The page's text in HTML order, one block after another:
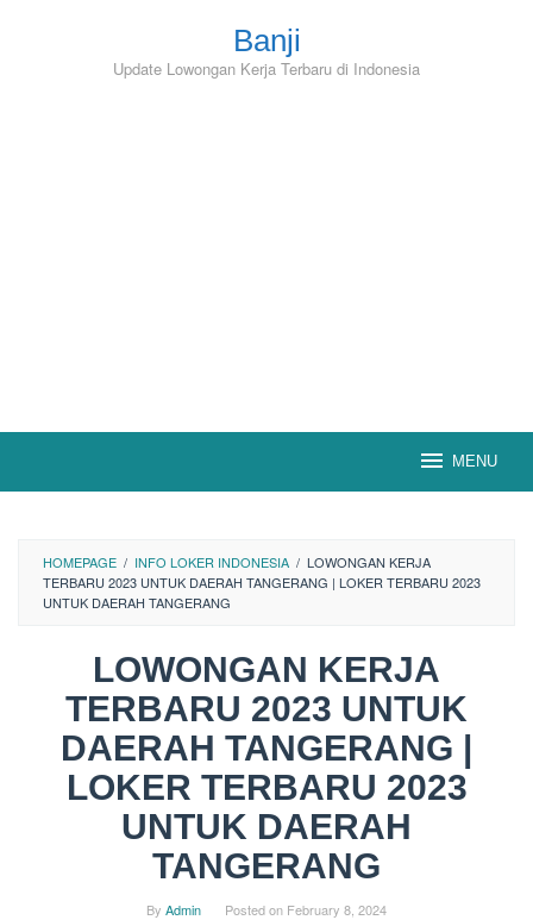
Banji
Update Lowongan Kerja Terbaru di Indonesia
MENU
HOMEPAGE / INFO LOKER INDONESIA / LOWONGAN KERJA
TERBARU 2023 UNTUK DAERAH TANGERANG | LOKER TERBARU 2023
UNTUK DAERAH TANGERANG
LOWONGAN KERJA
TERBARU 2023 UNTUK
DAERAH TANGERANG |
LOKER TERBARU 2023
UNTUK DAERAH
TANGERANG
By Admin Posted on February 8, 2024